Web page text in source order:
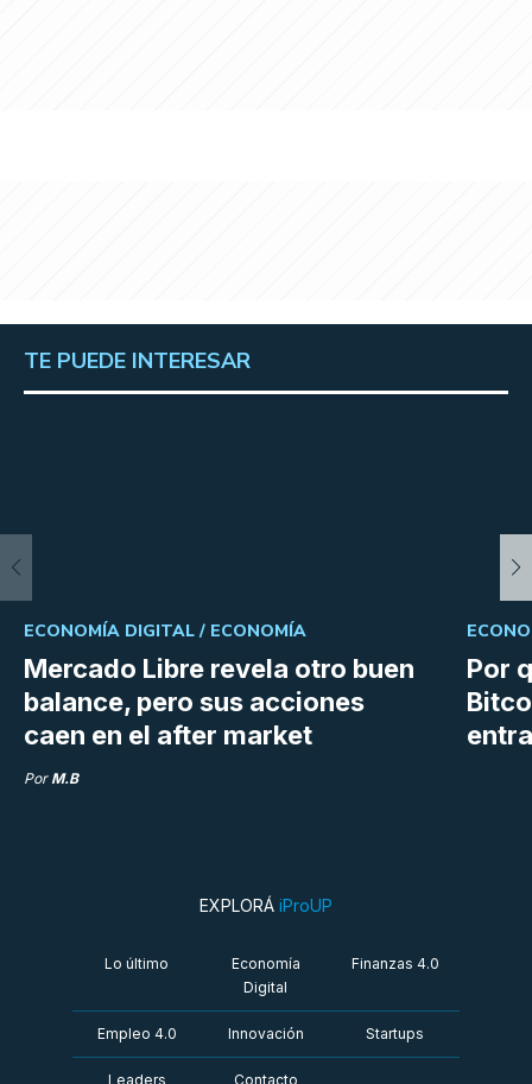
TE PUEDE INTERESAR
Mercado Libre revela otro buen
balance, pero sus acciones
caen en el after market
ECONOMÍA DIGITAL / ECONOMÍA
Por M.B
Por
EXPLORÁ iProUP
Lo último
Economía
Digital
Finanzas 4.0
Empleo 4.0 Innovación Startups
Leaders Contacto